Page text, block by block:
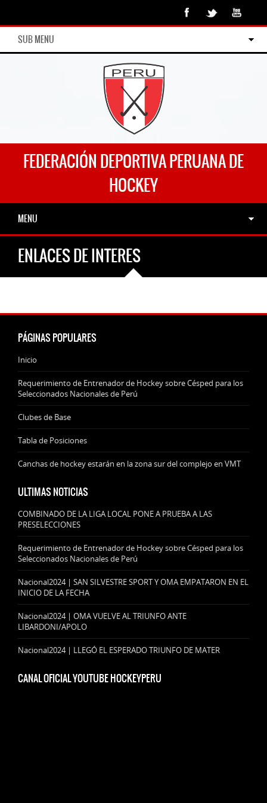
SUB MENU
FEDERACIÓN DEPORTIVA PERUANA DE
HOCKEY
MENU
ENLACES DE INTERES
PÁGINAS POPULARES
Inicio
Requerimiento de Entrenador de Hockey sobre Césped para los
Seleccionados Nacionales de Perú
Clubes de Base
Tabla de Posiciones
Canchas de hockey estarán en la zona sur del complejo en VMT
ULTIMAS NOTICIAS
COMBINADO DE LA LIGA LOCAL PONE A PRUEBA A LAS
PRESELECCIONES
Requerimiento de Entrenador de Hockey sobre Césped para los
Seleccionados Nacionales de Perú
Nacional2024 | SAN SILVESTRE SPORT Y OMA EMPATARON EN EL
INICIO DE LA FECHA
Nacional2024 | OMA VUELVE AL TRIUNFO ANTE
LIBARDONI/APOLO
Nacional2024 | LLEGÓ EL ESPERADO TRIUNFO DE MATER
CANAL OFICIAL YOUTUBE HOCKEYPERU